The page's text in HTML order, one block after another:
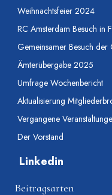
Weihnachtsfeier 2024
RC Amsterdam Besuch in
Gemeinsamer Besuch
Ämterübergabe 2025
Umfrage Wochenbericht
Aktualisierung
Vergangene
Der Vorstand
Linkedin
Beitragsarten